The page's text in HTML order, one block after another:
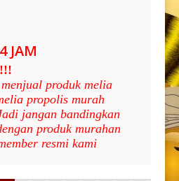
JAM
produk melia
propolis murah
jangan bandingkan
produk murahan
resmi kami